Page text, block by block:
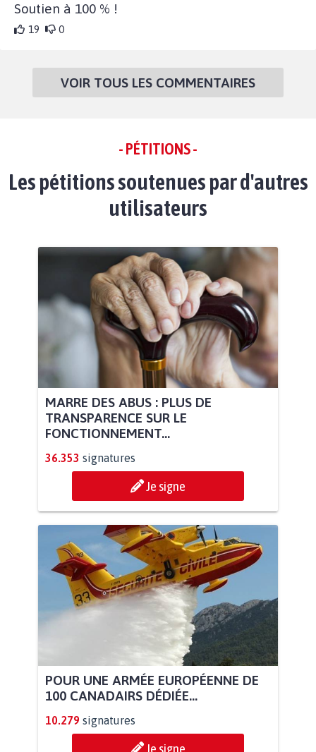
Soutien à 100 % !
19 0
VOIR TOUS LES COMMENTAIRES
- PÉTITIONS -
Les pétitions soutenues par d'autres
utilisateurs
MARRE DES ABUS : PLUS DE
TRANSPARENCE SUR LE
FONCTIONNEMENT...
36.353 signatures
Je signe
POUR UNE ARMÉE EUROPÉENNE DE
100 CANADAIRS DÉDIÉE...
10.279 signatures
Je signe